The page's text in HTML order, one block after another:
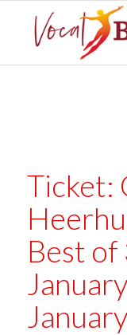
Ticket:
Best of